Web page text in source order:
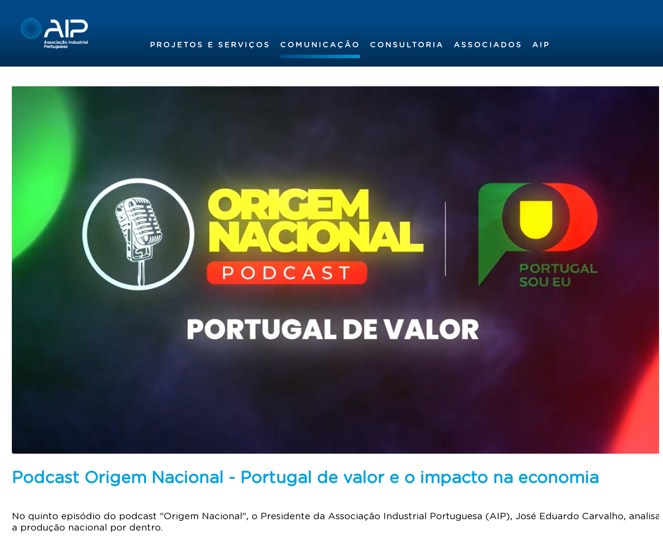
PROJETOS E SERVIÇOS COMUNICAÇÃO CONSULTORIA ASSOCIADOS AIP
Podcast Origem Nacional - Portugal de valor e o impacto na economia
No quinto episódio do podcast "Origem Nacional", o Presidente da Associação Industrial Portuguesa (AIP), José Eduardo Carvalho, analisa
a produção nacional por dentro.